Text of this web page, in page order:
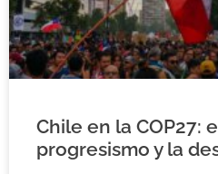
Chile en la COP27:
progresismo y la